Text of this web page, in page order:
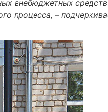
внебюджетных
процесса, –